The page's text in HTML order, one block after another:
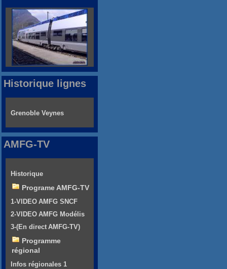
Historique lignes
Grenoble Veynes
AMFG-TV
Historique
Programe AMFG-TV
1-VIDEO AMFG SNCF
2-VIDEO AMFG Modélis
3-(En direct AMFG-TV)
Programme
régional
Infos régionales 1